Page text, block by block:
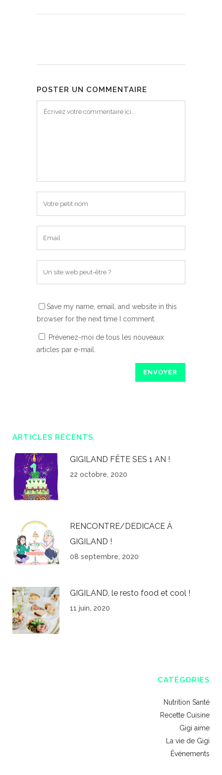
POSTER UN COMMENTAIRE
Save my name, email, and website in this
browser for the next time I comment.
Prévenez-moi de tous les nouveaux
articles par e-mail.
ARTICLES RÉCENTS
GIGILAND FÊTE SES 1 AN !
22 octobre, 2020
RENCONTRE/DEDICACE À
GIGILAND !
08 septembre, 2020
GIGILAND, le resto food et cool !
11 juin, 2020
CATÉGORIES
Nutrition Santé
Recette Cuisine
Gigi aime
La vie de Gigi
Événements